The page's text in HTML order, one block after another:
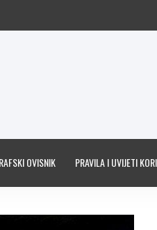
OVISNIK PRAVILA I UVIJETI